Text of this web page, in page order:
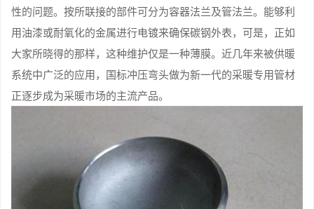
性的问题。按所联接的部件可分为容器法兰及管法兰。能够利
用油漆或耐氧化的金属进行电镀来确保碳钢外表，可是，正如
大家所晓得的那样，这种维护仅是一种薄膜。近几年来被供暖
系统中广泛的应用，国标冲压弯头做为新一代的采暖专用管材
正逐步成为采暖市场的主流产品。